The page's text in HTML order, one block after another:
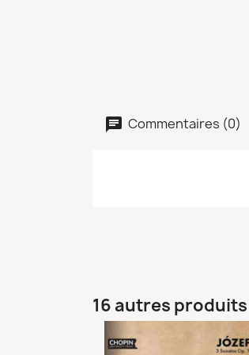
Commentaires (0)
16 autres